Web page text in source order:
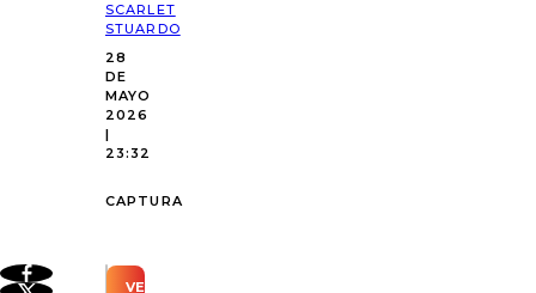
SCARLET
STUARDO
28
DE
MAYO
2026
|
23:32
CAPTURA
VER